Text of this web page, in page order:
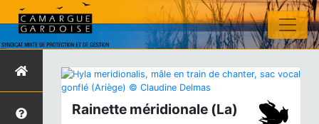
Rainette méridionale (La)